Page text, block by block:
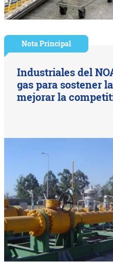
Nota Principal
Industriales del
gas para sostener
mejorar la